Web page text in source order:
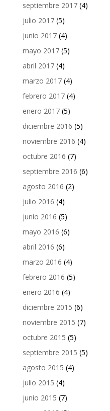
septiembre 2017(4)
julio 2017(5)
junio 2017(4)
mayo 2017(5)
abril 2017(4)
marzo 2017(4)
febrero 2017(4)
enero 2017(5)
diciembre 2016 (5)
noviembre 2016 (4)
octubre 2016 (7)
septiembre 2016 (6)
agosto 2016 (2)
julio 2016 (4)
junio 2016 (5)
mayo 2016 (6)
abril 2016 (6)
marzo 2016 (4)
febrero 2016 (5)
enero 2016 (4)
diciembre 2015 (6)
noviembre 2015 (7)
octubre 2015 (5)
septiembre 2015 (5)
agosto 2015 (4)
julio 2015 (4)
junio 2015 (7)